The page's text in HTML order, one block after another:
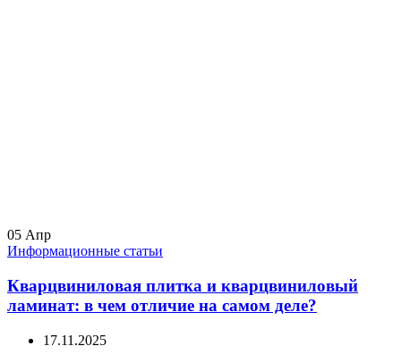
05 Апр
Информационные статьи
Кварцвиниловая плитка и кварцвиниловый
ламинат: в чем отличие на самом деле?
17.11.2025